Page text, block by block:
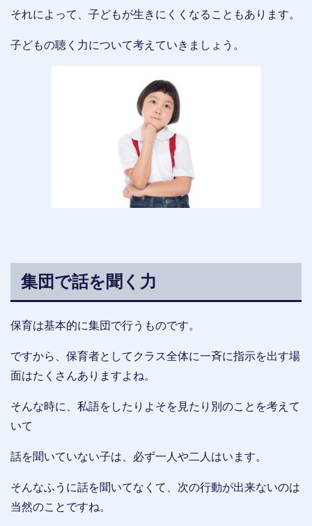
それによって、子どもが生きにくくなることもあります。
子どもの聴く力について考えていきましょう。
集団で話を聞く力
保育は基本的に集団で行うものです。
ですから、保育者としてクラス全体に一斉に指示を出す場
面はたくさんありますよね。
そんな時に、私語をしたりよそを見たり別のことを考えて
いて
話を聞いていない子は、必ず一人や二人はいます。
そんなふうに話を聞いてなくて、次の行動が出来ないのは
当然のことですね。